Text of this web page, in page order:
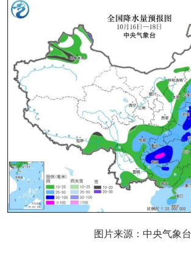
图片来源：中央气象台